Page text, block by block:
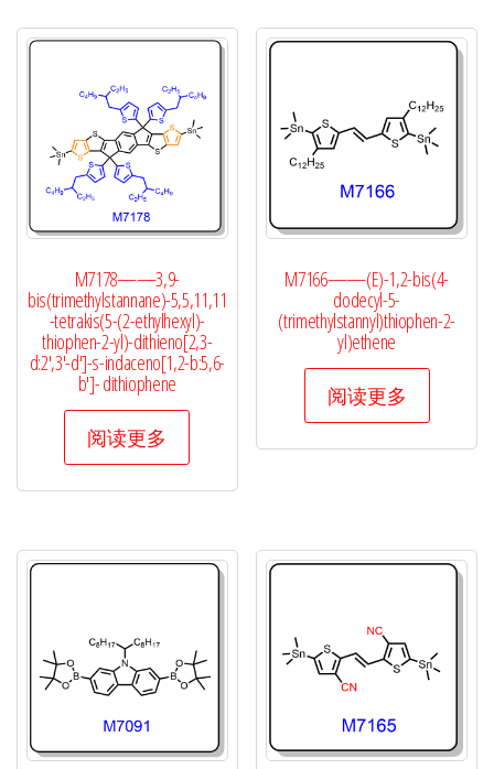
M7178——3,9-
bis(trimethylstannane)-5,5,11,11
-tetrakis(5-(2-ethylhexyl)-
thiophen-2-yl)-dithieno[2,3-
d:2′,3′-d′]-s-indaceno[1,2-b:5,6-
b′]- dithiophene
阅读更多
M7166——(E)-1,2-bis(4-
dodecyl-5-
(trimethylstannyl)thiophen-2-
yl)ethene
阅读更多